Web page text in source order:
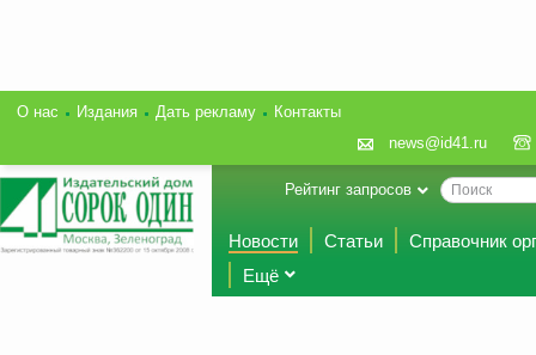
О нас Издания Дать рекламу
Контакты
news@id41.ru
Рейтинг запросов
Новости Статьи
Справочник
Ещё